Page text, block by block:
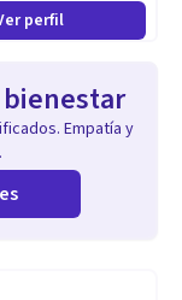
perfil
Empatía y